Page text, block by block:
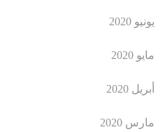
يونيو 2020
مايو 2020
أبريل 2020
مارس 2020